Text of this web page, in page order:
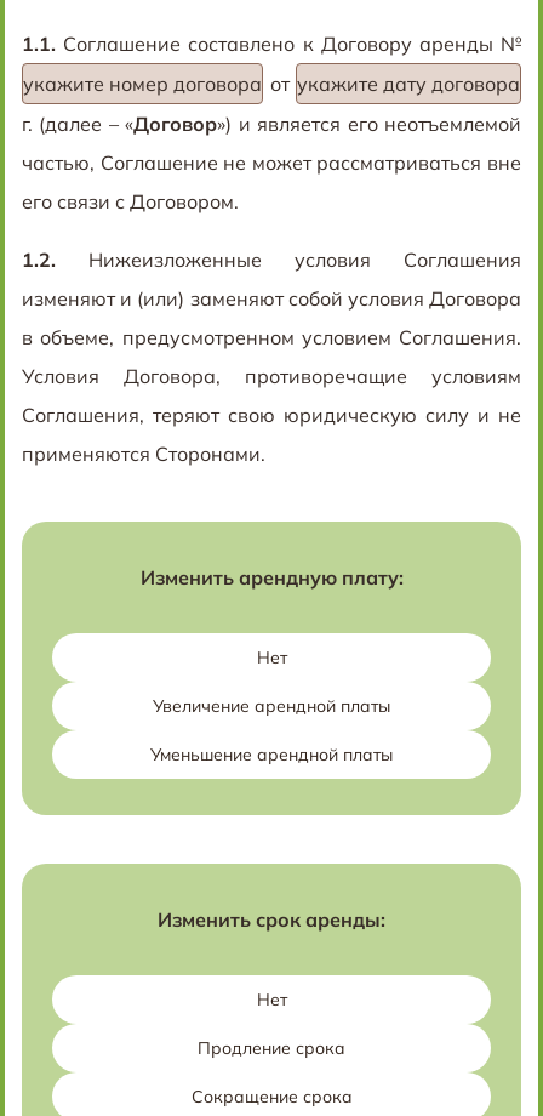
1.1. Соглашение составлено к Договору аренды №
укажите номер договора от укажите дату договора
г. (далее – «Договор») и является его неотъемлемой
частью, Соглашение не может рассматриваться вне
его связи с Договором.
1.2. Нижеизложенные условия Соглашения
изменяют и (или) заменяют собой условия Договора
в объеме, предусмотренном условием Соглашения.
Условия Договора, противоречащие условиям
Соглашения, теряют свою юридическую силу и не
применяются Сторонами.
Изменить арендную плату:
Нет
Увеличение арендной платы
Уменьшение арендной платы
Изменить срок аренды:
Нет
Продление срока
Сокращение срока